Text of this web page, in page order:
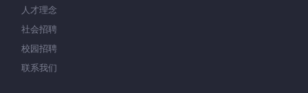
人才理念
社会招聘
校园招聘
联系我们